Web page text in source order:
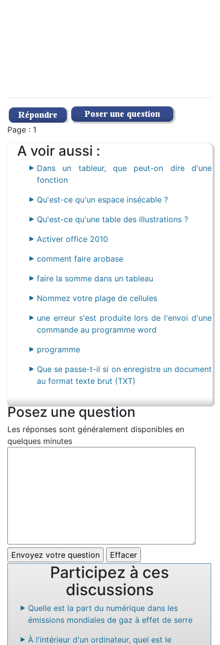
Page : 1
A voir aussi :
Dans un tableur, que peut-on dire d'une
fonction
Qu'est-ce qu'un espace insécable ?
Qu'est-ce qu'une table des illustrations ?
Activer office 2010
comment faire arobase
faire la somme dans un tableau
Nommez votre plage de cellules
une erreur s'est produite lors de l'envoi d'une
commande au programme word
programme
Que se passe-t-il si on enregistre un document
au format texte brut (TXT)
Posez une question
Les réponses sont généralement disponibles en
quelques minutes
Participez à ces
discussions
Quelle est la part du numérique dans les
émissions mondiales de gaz à effet de serre
À l'intérieur d'un ordinateur, quel est le